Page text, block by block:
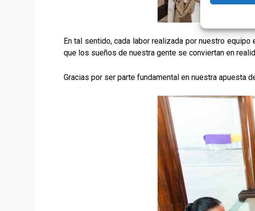
En tal sentido, cada labor realizada por nuestro
que los sueños de nuestra gente se conviertan en
Gracias por ser parte fundamental en nuestra apuesta